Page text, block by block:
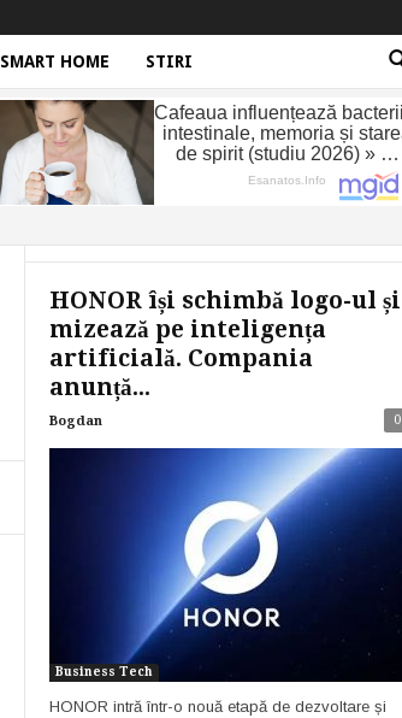
SMART HOME STIRI
HONOR își schimbă logo-ul și
mizează pe inteligența
artificială. Compania
anunță...
Bogdan 0
Business Tech
HONOR intră într-o nouă etapă de dezvoltare și